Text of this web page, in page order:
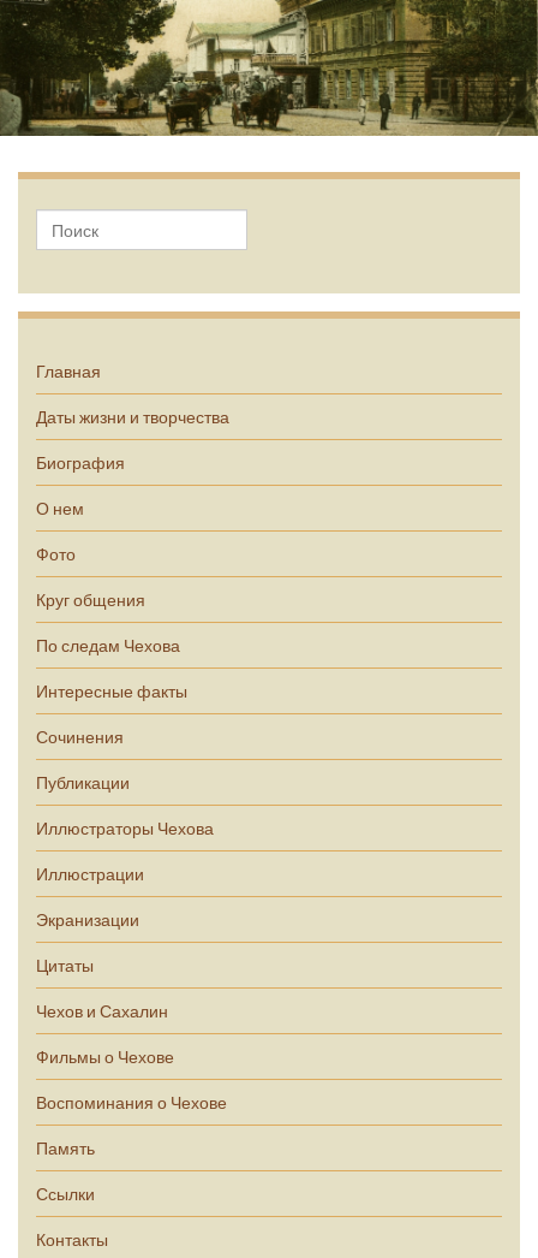
Главная
Даты жизни и творчества
Биография
О нем
Фото
Круг общения
По следам Чехова
Интересные факты
Сочинения
Публикации
Иллюстраторы Чехова
Иллюстрации
Экранизации
Цитаты
Чехов и Сахалин
Фильмы о Чехове
Воспоминания о Чехове
Память
Ссылки
Контакты